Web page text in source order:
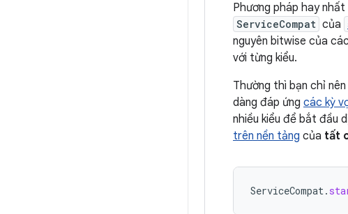
Phương pháp hay
ServiceCompat của
nguyên bitwise của
với từng kiểu.
Thường thì bạn chỉ
dàng đáp ứng các kỳ
nhiều kiểu để bắt đầu
trên nền tảng của tất
ServiceCompat.